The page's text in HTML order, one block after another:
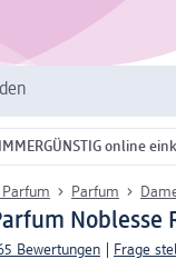
IMMERGÜNSTIG online
Parfum Parfum
Noblesse
Bewertungen Frage